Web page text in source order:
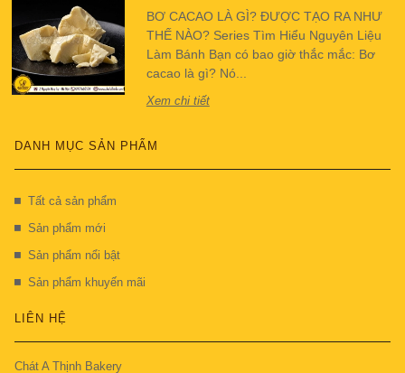
BƠ CACAO LÀ GÌ? ĐƯỢC TẠO RA NHƯ
THẾ NÀO? Series Tìm Hiểu Nguyên Liệu
Làm Bánh Bạn có bao giờ thắc mắc: Bơ
cacao là gì? Nó...
Xem chi tiết
DANH MỤC SẢN PHẨM
Tất cả sản phẩm
Sản phẩm mới
Sản phẩm nổi bật
Sản phẩm khuyến mãi
LIÊN HỆ
Chát A Thịnh Bakery